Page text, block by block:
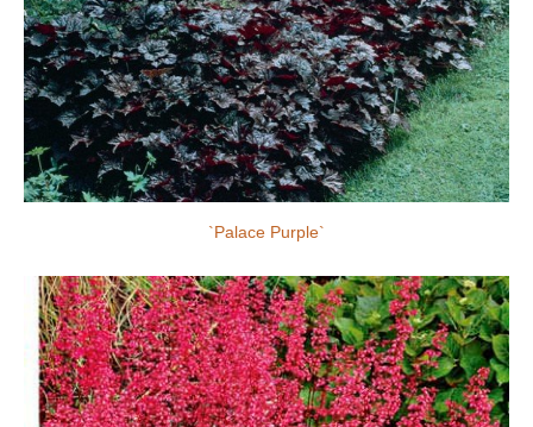
`Palace Purple`